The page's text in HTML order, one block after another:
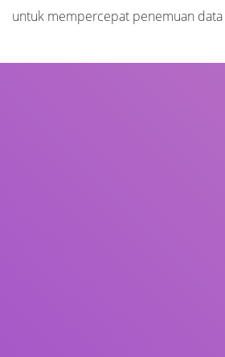
untuk mempercepat penemuan data